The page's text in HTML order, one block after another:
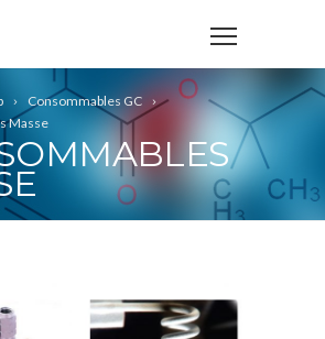
Consommables GC
Masse